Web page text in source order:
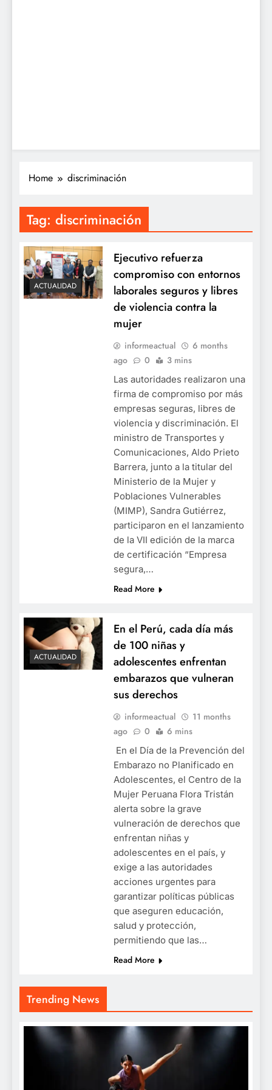
Trending News
Home discriminación
Tag: discriminación
ACTUALIDAD
Ejecutivo refuerza
compromiso con entornos
laborales seguros y libres
de violencia contra la
mujer
informeactual
6 months
ago
0 3 mins
Las autoridades realizaron una
firma de compromiso por más
empresas seguras, libres de
violencia y discriminación. El
ministro de Transportes y
Comunicaciones, Aldo Prieto
Barrera, junto a la titular del
Ministerio de la Mujer y
Poblaciones Vulnerables
(MIMP), Sandra Gutiérrez,
participaron en el lanzamiento
de la VII edición de la marca
de certificación “Empresa
segura,…
Read More
ACTUALIDAD
En el Perú, cada día más
de 100 niñas y
adolescentes enfrentan
embarazos que vulneran
sus derechos
informeactual
11 months
ago
0 6 mins
En el Día de la Prevención del
Embarazo no Planificado en
Adolescentes, el Centro de la
Mujer Peruana Flora Tristán
alerta sobre la grave
vulneración de derechos que
enfrentan niñas y
adolescentes en el país, y
exige a las autoridades
acciones urgentes para
garantizar políticas públicas
que aseguren educación,
salud y protección,
permitiendo que las…
Read More